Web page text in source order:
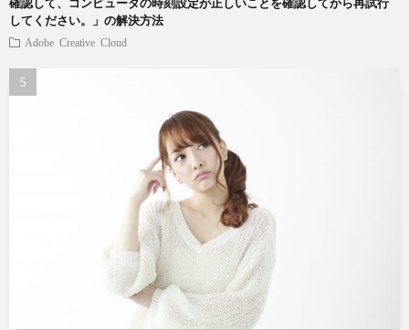
確認して、コンピュータの時刻設定が正しいことを確認してから再試行
してください。」の解決方法
Adobe Creative Cloud